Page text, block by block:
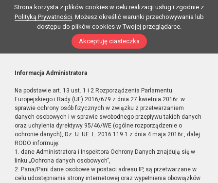
Strona korzysta z plików cookies w celu realizacji usług i zgodnie z
Polityką Prywatności. Możesz określić warunki przechowywania lub
dostępu do plików cookies w Twojej przeglądarce.
Akceptuję ciasteczka
Informacja Administratora
Na podstawie art. 13 ust. 1 i 2 Rozporządzenia Parlamentu
Europejskiego i Rady (UE) 2016/679 z dnia 27 kwietnia 2016r. w
sprawie ochrony osób fizycznych w związku z przetwarzaniem
danych osobowych i w sprawie swobodnego przepływu takich danych
oraz uchylenia dyrektywy 95/46/WE (ogólne rozporządzenie o
ochronie danych), Dz. U. UE. L. 2016.119.1 z dnia 4 maja 2016r., dalej
RODO informuję:
1. dane Administratora i Inspektora Ochrony Danych znajdują się w
linku „Ochrona danych osobowych”,
2. Pana/Pani dane osobowe w postaci adresu IP, są przetwarzane w
celu udostępniania strony internetowej oraz wypełnienia obowiązków